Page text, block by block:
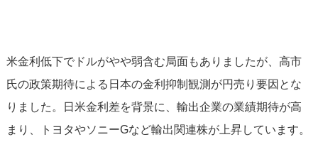
米金利低下でドルがやや弱含む局面もありましたが、高市
氏の政策期待による日本の金利抑制観測が円売り要因とな
りました。日米金利差を背景に、輸出企業の業績期待が高
まり、トヨタやソニーGなど輸出関連株が上昇しています。